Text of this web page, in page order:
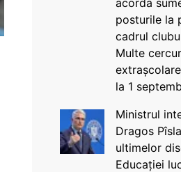
acorda
posturile la
cadrul
Multe
la 1
Ministrul
Dragos
ultimelor
Educației